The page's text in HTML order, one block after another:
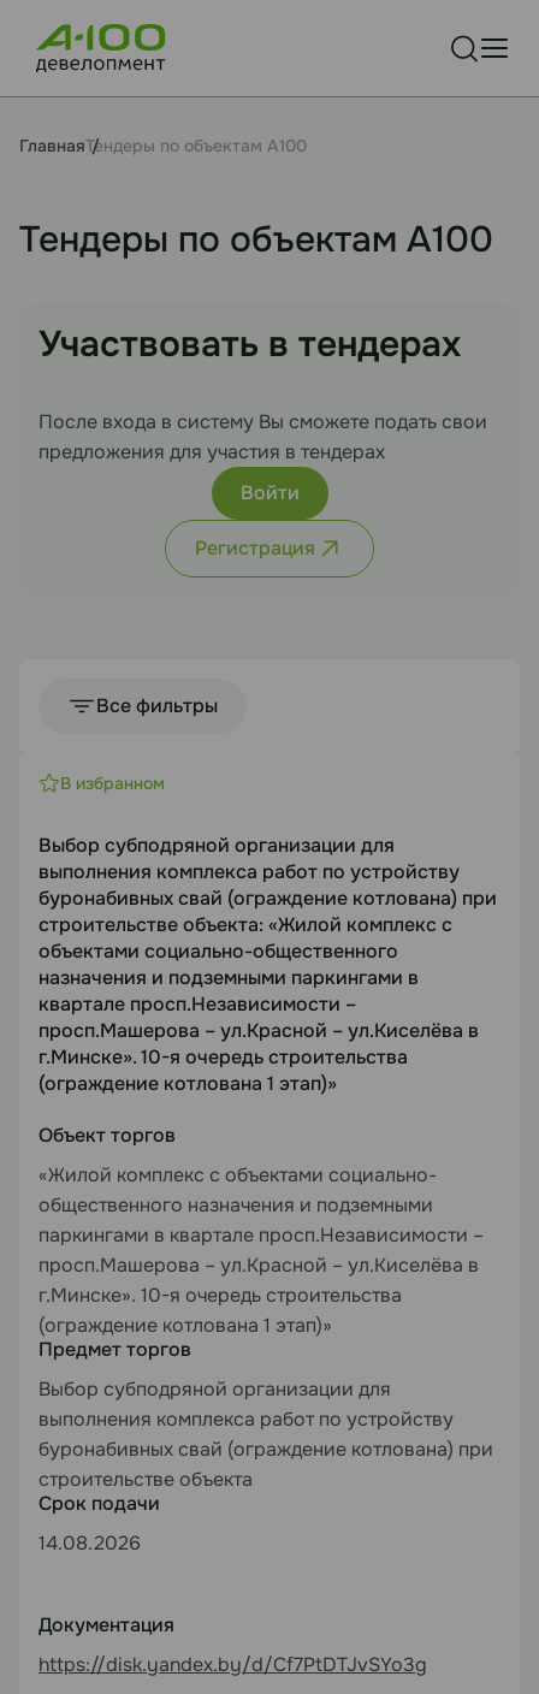
ГлавнаяТендеры по объектам А100
Тендеры по объектам А100
Участвовать в тендерах
После входа в систему Вы сможете подать свои
предложения для участия в тендерах
Регистрация
Войти
Все фильтры
Выбор субподряной организации для
выполнения комплекса работ по устройству
буронабивных свай (ограждение котлована) при
строительстве объекта: «Жилой комплекс с
объектами социально-общественного
назначения и подземными паркингами в
квартале просп.Независимости –
просп.Машерова – ул.Красной – ул.Киселёва в
г.Минске». 10-я очередь строительства
(ограждение котлована 1 этап)»
Объект торгов
«Жилой комплекс с объектами социально-
общественного назначения и подземными
паркингами в квартале просп.Независимости –
просп.Машерова – ул.Красной – ул.Киселёва в
г.Минске». 10-я очередь строительства
(ограждение котлована 1 этап)»
Предмет торгов
Выбор субподряной организации для
выполнения комплекса работ по устройству
буронабивных свай (ограждение котлована) при
строительстве объекта
Срок подачи
14.08.2026
Документация
https://disk.yandex.by/d/Cf7PtDTJvSYo3g
В избранном